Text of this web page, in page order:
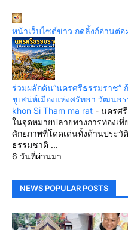
หน้าเว็บไซต์ข่าว กดลิ้งก์อ่านต่อ
ร่วมผลักดัน“นครศรีธรรมราช”
ชูเสน่ห์เมืองแห่งศรัทธา วัฒนธ
khon Si Tham ma rat - นครศ
ในจุดหมายปลายทางการท่องเ
ศักยภาพที่โดดเด่นทั้งด้านประ
ธรรมชาติ ...
6 วันที่ผ่านมา
NEWS POPULAR POSTS